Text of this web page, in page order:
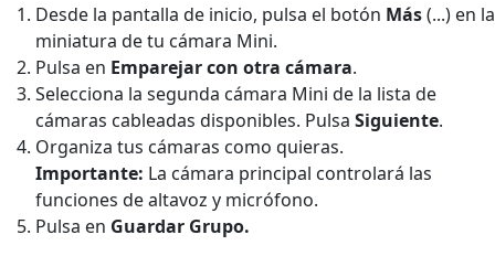
Desde la pantalla de inicio, pulsa el botón Más(...) en la
miniatura de tu cámara Mini.
Pulsa en Emparejar con otra cámara.
Selecciona la segunda cámara Mini de la lista de
cámaras cableadas disponibles. Pulsa Siguiente.
Organiza tus cámaras como quieras.
Importante: La cámara principal controlará las
funciones de altavoz y micrófono.
Pulsa en Guardar Grupo.